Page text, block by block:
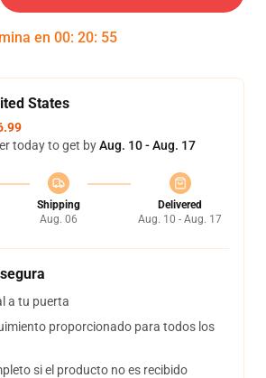
en 00: 20: 54
States
today to get byAug. 10 - Aug. 17
Shipping
Aug. 06
Delivered
Aug. 10 - Aug. 17
a tu puerta
proporcionado para todos los
si el producto no es recibido